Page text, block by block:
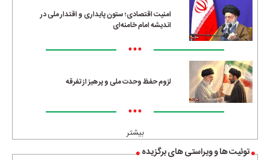
امنیت اقتصادی؛ ستون پایداری و اقتدار ملی در
اندیشه امام خامنه‌ای
•••
لزوم حفظ وحدت ملی و پرهیز از تفرقه
•••
بیشتر
توئیت ها و ویراستی های برگزیده